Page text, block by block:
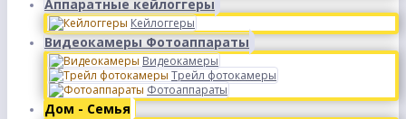
Аппаратные кейлоггеры
Кейлоггеры
Видеокамеры Фотоаппараты
Видеокамеры
Трейл фотокамеры
Фотоаппараты
Дом - Семья